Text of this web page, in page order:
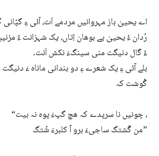
اے یحییٰ باز مہروانیں مردمے اَت، آئی ءِ
رُدان ءُ یحییٰ یے بوھان اِتاں، یک شہزانت ءُ
ءُ گَال دنیگت منی سینگءَ نکش اَنت۔
بلے آئی ءِ یک شعرے ءِ دو بندانی ماناہ ءَ
گْوشت کہ
“چونیں نا سرپدے کہ ھچ گپءَ پوہ نہ بیت ،
من گُشتگ ساجیءَ برو آ کلبرءَ شُتگ”